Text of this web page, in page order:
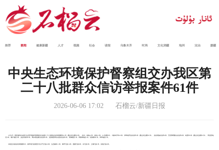
推荐 要闻 健康新疆 人才 视频 社会 读报 乌鲁木齐 时局 文化润疆 地州 法治 援疆
中央生态环境保护督察组交办我区第
二十八批群众信访举报案件61件
2026-06-06 17:02 石榴云/新疆日报
6月6日，我区接到中央第七生态环境保护督察组交办的第二十八批群众信访举报案件61件（重点关注案件2件），其中：来电42件，来信19件。61件案件中，乌鲁木齐市29件、伊犁哈萨克自治州5件（重点关注案件1件）、昌吉回族自治州4件、巴音郭楞蒙古自治州4件、哈密市3件（重点关注案件1件）、阿克苏地
区3件、喀什地区3件、克拉玛依市2件、博尔塔拉蒙古自治州2件、克孜勒苏柯尔克孜自治州2件、塔城地区1件、阿勒泰地区1件、吐鲁番市1件、和田地区1件。
本批交办的信访举报案件中，按环境污染类型分为大气污染20件、生态破坏13件、噪声污染10件、固废污染8件、水污染5件、土壤污染1件、其他污染4件。